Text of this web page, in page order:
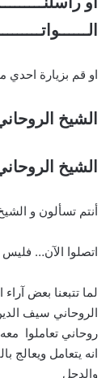
او قم بزيارة احدي
الشيخ
الشيخ
أنتم تسألون و
اتصلوا الآن… فليس
لما تتبعنا بعض
الروحاني سيف
روحاني تعاملوا
انه يتعامل ويعالج
والدجل